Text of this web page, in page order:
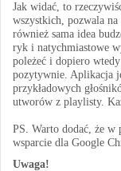
Jak widać, to
wszystkich, pozwala
również sama idea
ryk i natychmiastowe
poleżeć i dopiero
pozytywnie. Aplikacja
przykładowych
utworów z playlisty.
PS. Warto dodać, że w
wsparcie dla Google
Uwaga!